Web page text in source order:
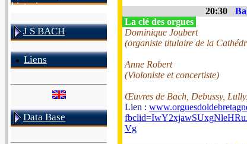
historiques
J S BACH
Liens
Data Base
20:30
La clé des orgues
Dominique Joubert
(organiste titulaire de la
Anne Robert
(Violoniste et concertiste)
Œuvres de Bach, Debussy,
Lien :
Vg